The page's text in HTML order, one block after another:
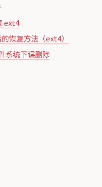
ext4
恢复方法（ext4）
统下误删除